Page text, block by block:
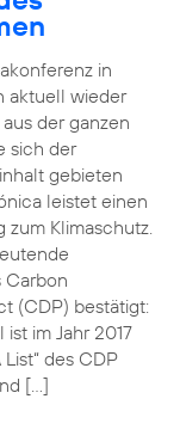
in
aktuell wieder
der ganzen
sich der
gebieten
leistet einen
zum Klimaschutz.
Carbon
(CDP) bestätigt:
im Jahr 2017
des CDP
[…]